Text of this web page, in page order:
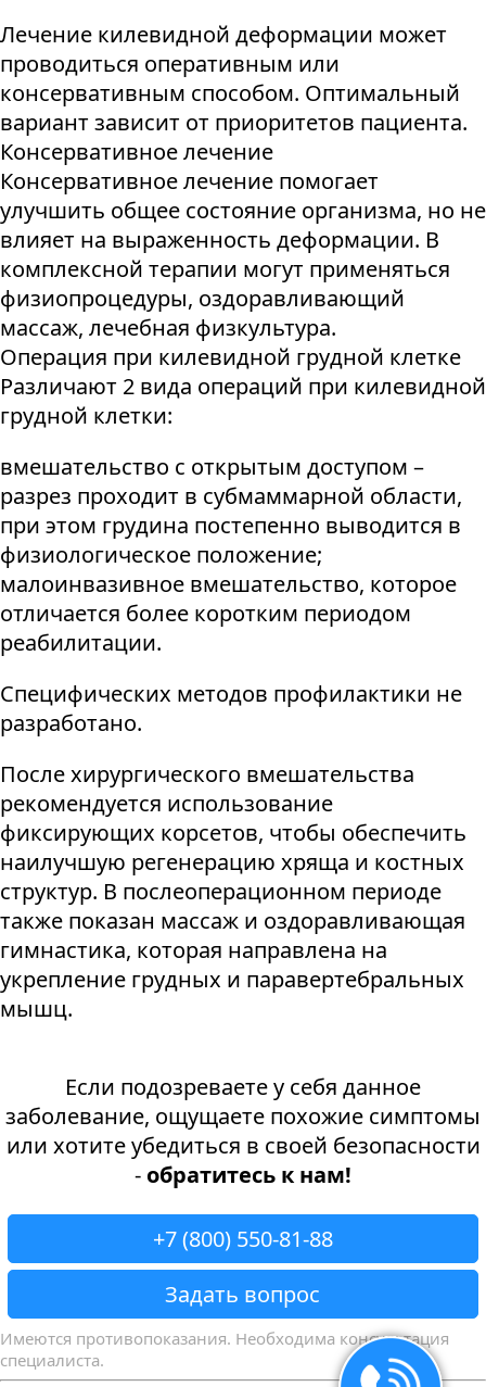
Лечение килевидной деформации может
проводиться оперативным или
консервативным способом. Оптимальный
вариант зависит от приоритетов пациента.
Консервативное лечение
Консервативное лечение помогает
улучшить общее состояние организма, но не
влияет на выраженность деформации. В
комплексной терапии могут применяться
физиопроцедуры, оздоравливающий
массаж, лечебная физкультура.
Операция при килевидной грудной клетке
Различают 2 вида операций при килевидной
грудной клетки:
вмешательство с открытым доступом –
разрез проходит в субмаммарной области,
при этом грудина постепенно выводится в
физиологическое положение;
малоинвазивное вмешательство, которое
отличается более коротким периодом
реабилитации.
Специфических методов профилактики не
разработано.
После хирургического вмешательства
рекомендуется использование
фиксирующих корсетов, чтобы обеспечить
наилучшую регенерацию хряща и костных
структур. В послеоперационном периоде
также показан массаж и оздоравливающая
гимнастика, которая направлена на
укрепление грудных и паравертебральных
мышц.
Если подозреваете у себя данное
заболевание, ощущаете похожие симптомы
или хотите убедиться в своей безопасности
- обратитесь к нам!
+7 (800) 550-81-88
Задать вопрос
Имеются противопоказания. Необходима консультация
специалиста.